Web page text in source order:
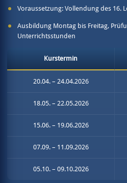
Voraussetzung: Vollendung des 16.
Ausbildung Montag bis Freitag,
Unterrichtsstunden
Kurstermin
20.04. – 24.04.2026
18.05. – 22.05.2026
15.06. – 19.06.2026
07.09. – 11.09.2026
05.10. – 09.10.2026